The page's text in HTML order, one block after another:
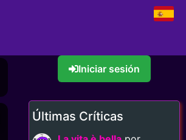
Iniciar sesión
Últimas Críticas